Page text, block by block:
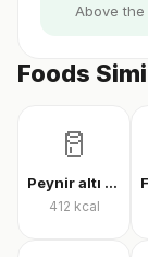
Above the
Foods
🥛
Peynir altı suyu protein tozu
412 kcal